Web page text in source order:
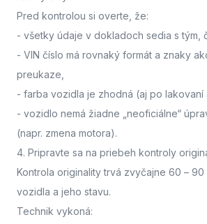
Pred kontrolou si overte, že:
- všetky údaje v dokladoch sedia s tým,
- VIN číslo má rovnaký formát a znaky
preukaze,
- farba vozidla je zhodná (aj po lakovaní
- vozidlo nemá žiadne „neoficiálne“
(napr. zmena motora).
4. Pripravte sa na priebeh kontroly
Kontrola originality trvá zvyčajne 60 – 90
vozidla a jeho stavu.
Technik vykoná: